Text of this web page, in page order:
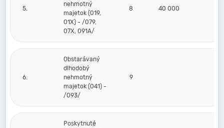
5.
nehmotný
majetok (019,
01X) - /079,
07X, 091A/
8 40 000
6.
Obstarávaný
dlhodobý
nehmotný
majetok (041) -
/093/
9
Poskytnuté